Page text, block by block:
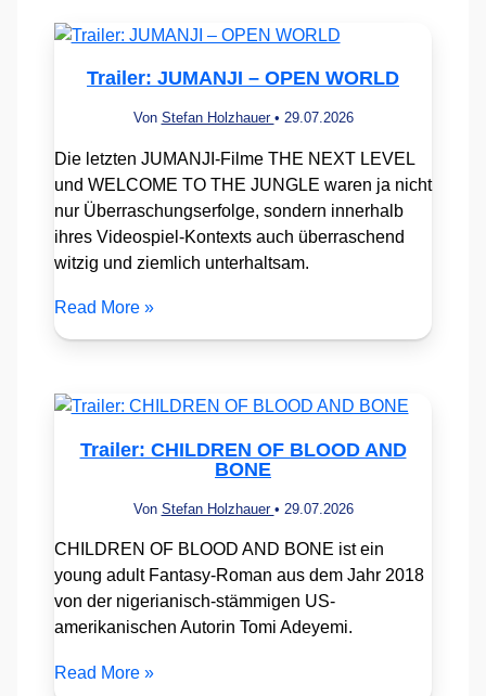
Trailer: JUMANJI – OPEN WORLD
Von Stefan Holzhauer • 29.07.2026
Die letzten JUMANJI-Filme THE NEXT LEVEL
und WELCOME TO THE JUNGLE waren ja nicht
nur Überraschungserfolge, sondern innerhalb
ihres Videospiel-Kontexts auch überraschend
witzig und ziemlich unterhaltsam.
Read More »
Trailer: CHILDREN OF BLOOD AND
BONE
Von Stefan Holzhauer • 29.07.2026
CHILDREN OF BLOOD AND BONE ist ein
young adult Fantasy-Roman aus dem Jahr 2018
von der nigerianisch-stämmigen US-
amerikanischen Autorin Tomi Adeyemi.
Read More »